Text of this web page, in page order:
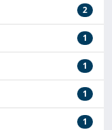
2
1
1
1
1